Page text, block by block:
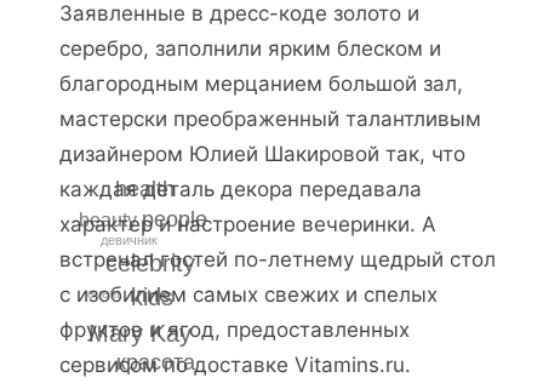
kids
celebrity
Mary Kay
красота
people
health
beauty
девичник
event
Заявленные в дресс-коде золото и
серебро, заполнили ярким блеском и
благородным мерцанием большой зал,
мастерски преображенный талантливым
дизайнером Юлией Шакировой так, что
каждая деталь декора передавала
характер и настроение вечеринки. А
встречал гостей по-летнему щедрый стол
с изобилием самых свежих и спелых
фруктов и ягод, предоставленных
сервисом по доставке Vitamins.ru.